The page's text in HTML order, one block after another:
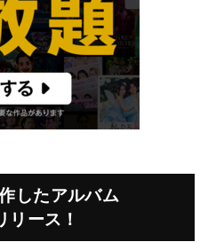
したアルバム
リース！